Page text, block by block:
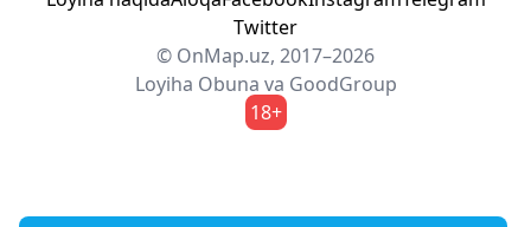
Twitter
© OnMap.uz, 2017–2026
Loyiha Obuna va GoodGroup
18+